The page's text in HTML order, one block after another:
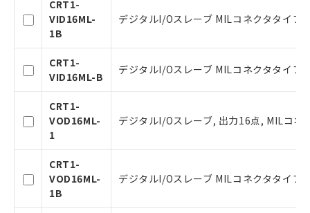
CRT1-
VID16ML-
1B
デジタルI/Oスレーブ MILコネクタタイプ
CRT1-
VID16ML-B
デジタルI/Oスレーブ MILコネクタタイプ
CRT1-
VOD16ML-
1
デジタルI/Oスレーブ, 出力16点, MILコネ
CRT1-
VOD16ML-
1B
デジタルI/Oスレーブ MILコネクタタイプ
記
号
説明
△ 一定数には満たないが在庫あり
－
在庫なし(最新の在庫状況につ
当社制御機器事業取扱商品の中には、
本サービスの対象外となる商品もある
記載している更新日時点での社内デー
タに基づき作成されるものであり、閲
準価格とは異なる場合があることをご
了承ください。
ムロン制御機器販売店・当社販売員に
ご相談ください。